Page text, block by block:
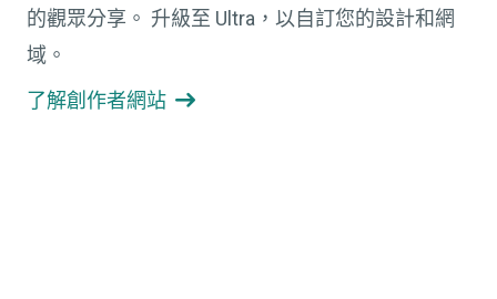
的觀眾分享。 升級至 Ultra，以自訂您的設計和網
域。
了解創作者網站 